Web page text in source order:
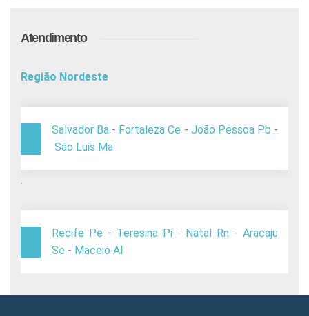
Atendimento
Região Nordeste
Salvador Ba - Fortaleza Ce - João Pessoa Pb -
São Luis Ma
.
Recife Pe - Teresina Pi - Natal Rn -Aracaju
Se - Maceió Al